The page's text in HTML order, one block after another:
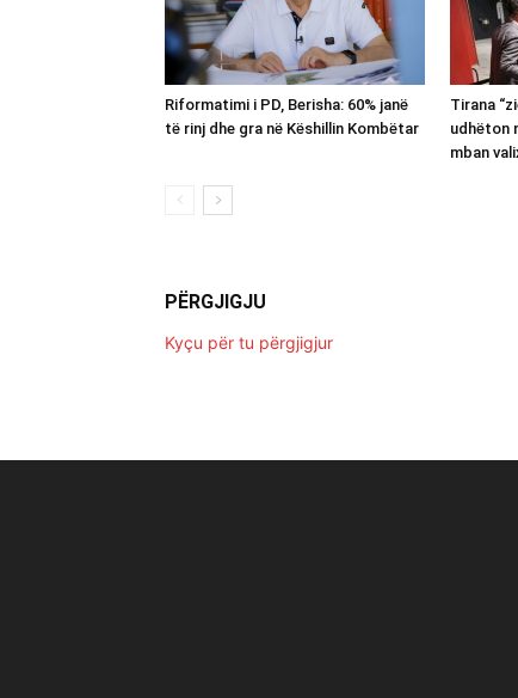
Riformatimi i PD, Berisha: 60% janë
të rinj dhe gra në Këshillin Kombëtar
Tirana
udhëton
mban
PËRGJIGJU
Kyçu për tu përgjigjur